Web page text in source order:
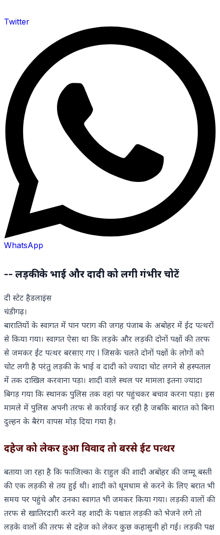
Twitter
WhatsApp
-- लड़की के भाई और दादी को लगी गंभीर चोटें
दी स्टेट हैडलाइंस
चंडीगढ़।
बारातियों के स्वागत में पान पराग की जगह पंजाब के अबोहर में ईद पत्थरों
से किया गया। स्वागत ऐसा था कि लड़के और लड़की दोनों पक्षों की तरफ
से जमकर ईंट पत्थर बरसाए गए l जिसके चलते दोनों पक्षों के लोगों को
चोट लगी है परंतु लड़की के भाई व दादी को ज्यादा चोट लगने से हस्पताल
में तक दाखिल करवाना पड़ा। शादी वाले स्थल पर मामला इतना ज्यादा
बिगड़ गया कि स्थानक पुलिस तक वहां पर पहुंचकर बचाव करना पड़ा। इस
मामले में पुलिस अपनी तरफ से कार्रवाई कर रही है जबकि बारात को बिना
दुल्हन के बैरंग वापस मोड़ दिया गया है।
दहेज को लेकर हुआ विवाद तो बरसे ईट पत्थर
बताया जा रहा है कि फाजिल्का के राहुल की शादी अबोहर की जम्मू बस्ती
की एक लड़की से तय हुई थी। शादी को धूमधाम से करने के लिए बरात भी
समय पर पहुंचे और उनका स्वागत भी जमकर किया गया। लड़की वालों की
तरफ से खातिरदारी करने वह शादी के पश्चात लड़की को भेजने लगे तो
लड़के वालों की तरफ से दहेज को लेकर कुछ कहासुनी हो गई। लड़की पक्ष